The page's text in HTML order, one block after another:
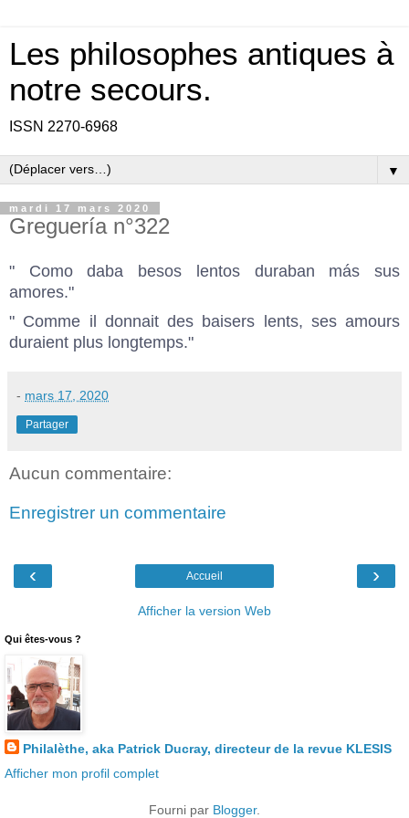
Les philosophes antiques à
notre secours.
ISSN 2270-6968
▼
mardi 17 mars 2020
Greguería n°322
" Como daba besos lentos duraban más sus
amores."
" Comme il donnait des baisers lents, ses amours
duraient plus longtemps."
- mars 17, 2020
Partager
Aucun commentaire:
Enregistrer un commentaire
‹ ›
Accueil
Afficher la version Web
Qui êtes-vous ?
Philalèthe, aka Patrick Ducray, directeur de la revue KLESIS
Afficher mon profil complet
Fourni par Blogger.